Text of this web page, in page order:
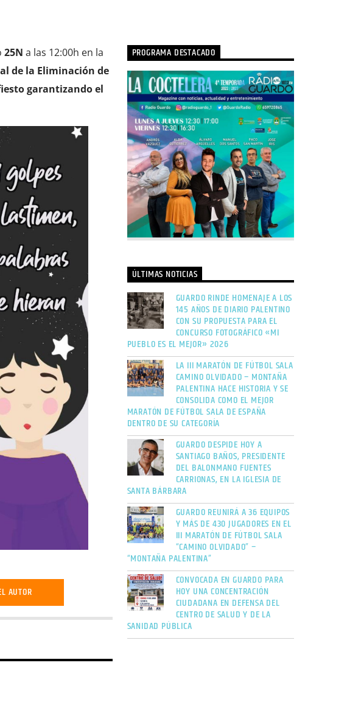
25N a las 12:00h en la
de la Eliminación de
garantizando el
AUTOR
PROGRAMA DESTACADO
ÚLTIMAS NOTICIAS
GUARDO RINDE HOMENAJE A LOS
145 AÑOS DE DIARIO PALENTINO
CON SU PROPUESTA PARA EL
CONCURSO FOTOGRÁFICO «MI
PUEBLO ES EL MEJOR» 2026
LA III MARATÓN DE FÚTBOL SALA
CAMINO OLVIDADO – MONTAÑA
PALENTINA HACE HISTORIA Y SE
CONSOLIDA COMO EL MEJOR
MARATÓN DE FÚTBOL SALA DE ESPAÑA
DENTRO DE SU CATEGORÍA
GUARDO DESPIDE HOY A
SANTIAGO BAÑOS, PRESIDENTE
DEL BALONMANO FUENTES
CARRIONAS, EN LA IGLESIA DE
SANTA BÁRBARA
GUARDO REUNIRÁ A 36 EQUIPOS
Y MÁS DE 430 JUGADORES EN EL
III MARATÓN DE FÚTBOL SALA
“CAMINO OLVIDADO” –
“MONTAÑA PALENTINA”
CONVOCADA EN GUARDO PARA
HOY UNA CONCENTRACIÓN
CIUDADANA EN DEFENSA DEL
CENTRO DE SALUD Y DE LA
SANIDAD PÚBLICA